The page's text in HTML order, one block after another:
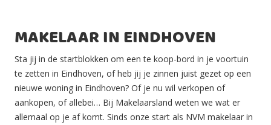
MAKELAAR IN EINDHOVEN
Sta jij in de startblokken om een te koop-bord in je voortuin
te zetten in Eindhoven, of heb jij je zinnen juist gezet op een
nieuwe woning in Eindhoven? Of je nu wil verkopen of
aankopen, of allebei… Bij Makelaarsland weten we wat er
allemaal op je af komt. Sinds onze start als NVM makelaar in